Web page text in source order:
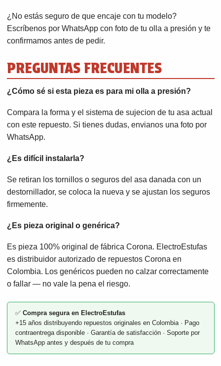
¿No estás seguro de que encaje con tu modelo?
Escríbenos por WhatsApp con foto de tu olla a presión y te
confirmamos antes de pedir.
PREGUNTAS FRECUENTES
¿Cómo sé si esta pieza es para mi olla a presión?
Compara la forma y el sistema de sujecion de tu asa actual
con este repuesto. Si tienes dudas, envianos una foto por
WhatsApp.
¿Es difícil instalarla?
Se retiran los tornillos o seguros del asa danada con un
destornillador, se coloca la nueva y se ajustan los seguros
firmemente.
¿Es pieza original o genérica?
Es pieza 100% original de fábrica Corona. ElectroEstufas
es distribuidor autorizado de repuestos Corona en
Colombia. Los genéricos pueden no calzar correctamente
o fallar — no vale la pena el riesgo.
✅ Compra segura en ElectroEstufas
+15 años distribuyendo repuestos originales en Colombia · Pago
contraentrega disponible · Garantía de satisfacción · Soporte por
WhatsApp antes y después de tu compra